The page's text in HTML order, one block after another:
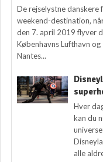
De rejselystne danskere
weekend-destination,
den 7. april 2019 flyver
Københavns Lufthavn
Nantes...
Hver
kan du
alle